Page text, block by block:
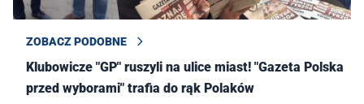
ZOBACZ PODOBNE
Klubowicze "GP" ruszyli na ulice miast! "Gazeta Polska
przed wyborami" trafia do rąk Polaków